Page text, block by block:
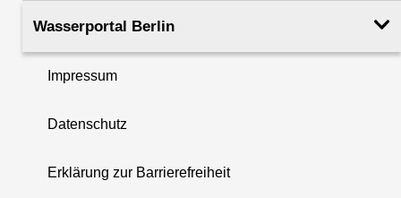
Wasserportal Berlin
Impressum
Datenschutz
Erklärung zur Barrierefreiheit